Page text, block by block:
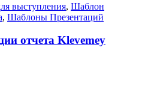
выступления, Шаблон
, Шаблоны Презентаций
отчета Klevemey